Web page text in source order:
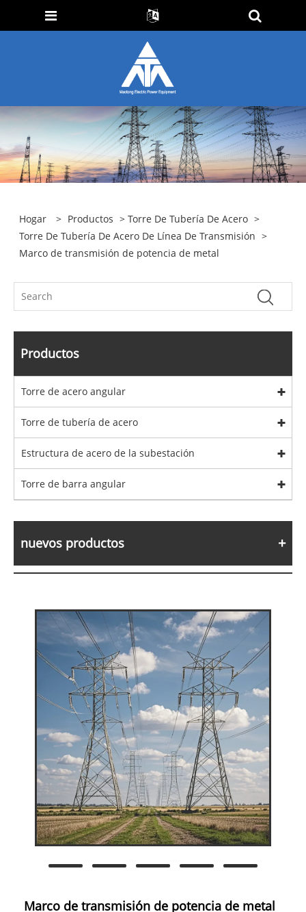
Hogar > Productos >Torre De Tubería De Acero >
Torre De Tubería De Acero De Línea De Transmisión >
Marco de transmisión de potencia de metal
Productos
Torre de acero angular
Torre de tubería de acero
Estructura de acero de la subestación
Torre de barra angular
nuevos productos
Marco de transmisión de potencia de metal